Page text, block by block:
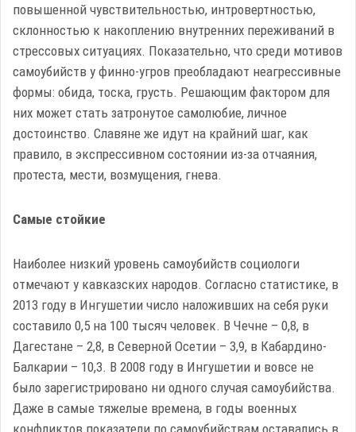
повышенной чувствительностью, интровертностью,
склонностью к накоплению внутренних переживаний в
стрессовых ситуациях. Показательно, что среди мотивов
самоубийств у финно-угров преобладают неагрессивные
формы: обида, тоска, грусть. Решающим фактором для
них может стать затронутое самолюбие, личное
достоинство. Славяне же идут на крайний шаг, как
правило, в экспрессивном состоянии из-за отчаяния,
протеста, мести, возмущения, гнева.
Самые стойкие
Наиболее низкий уровень самоубийств социологи
отмечают у кавказских народов. Согласно статистике, в
2013 году в Ингушетии число наложивших на себя руки
составило 0,5 на 100 тысяч человек. В Чечне – 0,8, в
Дагестане – 2,8, в Северной Осетии – 3,9, в Кабардино-
Балкарии – 10,3. В 2008 году в Ингушетии и вовсе не
было зарегистрировано ни одного случая самоубийства.
Даже в самые тяжелые времена, в годы военных
конфликтов показатели по самоубийствам оставались в